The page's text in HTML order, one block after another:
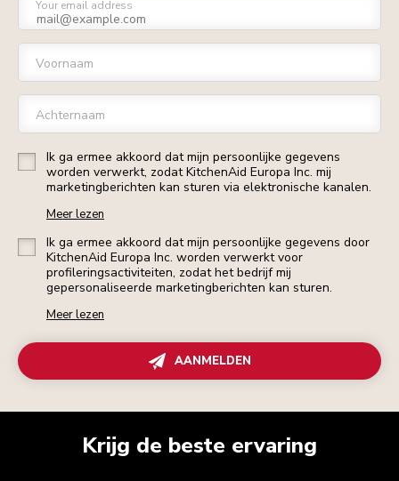
Your email address
Voornaam
Achternaam
Ik ga ermee akkoord dat mijn persoonlijke gegevens
worden verwerkt, zodat KitchenAid Europa Inc. mij
marketingberichten kan sturen via elektronische kanalen.
Meer lezen
Ik ga ermee akkoord dat mijn persoonlijke gegevens door
KitchenAid Europa Inc. worden verwerkt voor
profileringsactiviteiten, zodat het bedrijf mij
gepersonaliseerde marketingberichten kan sturen.
Meer lezen
AANMELDEN
Krijg de beste ervaring